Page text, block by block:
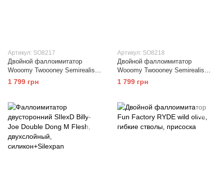
Артикул: SO8217
Двойной фаллоимитатор
Wooomy Twoooney Semirealistic
Double Dong Black, диаметр 3 и
1 799 грн
Артикул: SO8218
Двойной фаллоимитатор
Wooomy Twoooney Semirealistic
Double Dong Purple, диаметр 3
и 3,8 см
1 799 грн